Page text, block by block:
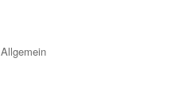
Kategorien
Allgemein